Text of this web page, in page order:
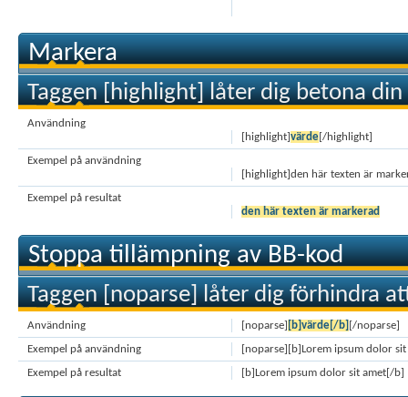
Markera
Taggen [highlight] låter dig betona
Användning
[highlight]värde[/highlight]
Exempel på användning
[highlight]den här texten är
Exempel på resultat
den här texten är markerad
Stoppa tillämpning av BB-kod
Taggen [noparse] låter dig förhindra
[noparse] [b]värde[/b] [/noparse]
Användning
[noparse][b]Lorem ipsum dolor
Exempel på användning
[b]Lorem ipsum dolor sit amet[/b]
Exempel på resultat